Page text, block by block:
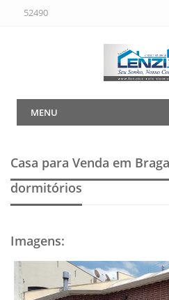
52490
MENU
Casa para Venda em
dormitórios
Imagens: